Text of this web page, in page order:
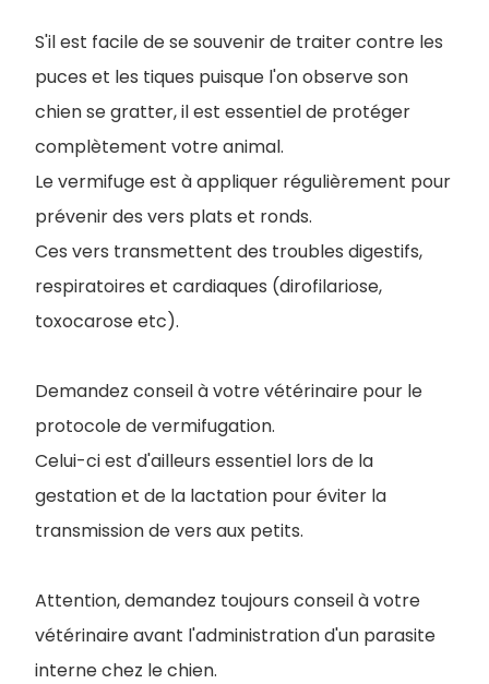
S'il est facile de se souvenir de traiter contre les
puces et les tiques puisque l'on observe son
chien se gratter, il est essentiel de protéger
complètement votre animal.
Le vermifuge est à appliquer régulièrement pour
prévenir des vers plats et ronds.
Ces vers transmettent des troubles digestifs,
respiratoires et cardiaques (dirofilariose,
toxocarose etc).
Demandez conseil à votre vétérinaire pour le
protocole de vermifugation.
Celui-ci est d'ailleurs essentiel lors de la
gestation et de la lactation pour éviter la
transmission de vers aux petits.
Attention, demandez toujours conseil à votre
vétérinaire avant l'administration d'un parasite
interne chez le chien.